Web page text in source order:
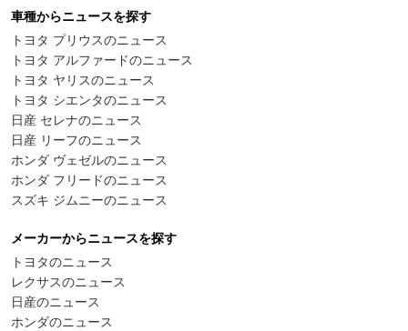
車種からニュースを探す
トヨタ プリウスのニュース
トヨタ アルファードのニュース
トヨタ ヤリスのニュース
トヨタ シエンタのニュース
日産 セレナのニュース
日産 リーフのニュース
ホンダ ヴェゼルのニュース
ホンダ フリードのニュース
スズキ ジムニーのニュース
メーカーからニュースを探す
トヨタのニュース
レクサスのニュース
日産のニュース
ホンダのニュース